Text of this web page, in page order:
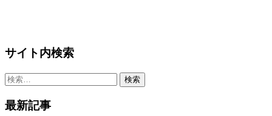
サイト内検索
検
最新記事